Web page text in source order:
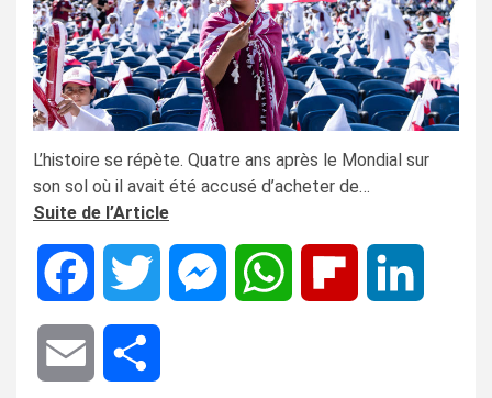
L’histoire se répète. Quatre ans après le Mondial sur
son sol où il avait été accusé d’acheter de…
Suite de l’Article
Facebook Twitter MessengerWhatsApp Flipboard
Email